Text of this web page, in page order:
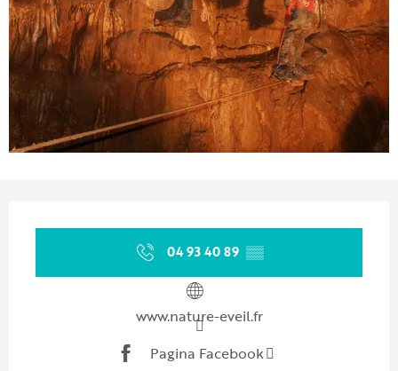
04 93 40 89 ▒▒
www.nature-eveil.fr
Pagina Facebook